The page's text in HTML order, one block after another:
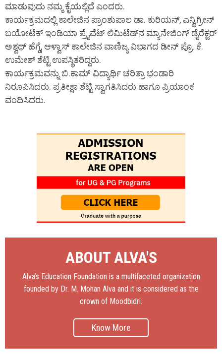
ಮಾಡುವುದು ನಮ್ಮ ಕೈಯಲ್ಲಿದೆ ಎಂದರು.
ಕಾರ್ಯಕ್ರಮದಲ್ಲಿ ಕಾಲೇಜಿನ ಪ್ರಾಂಶುಪಾಲ ಡಾ. ಕುರಿಯನ್, ಎನ್ವಿಗ್ರೀನ್
ಬಯೋಟೆಕ್ ಇಂಡಿಯಾ ಪ್ರೈವೆಟ್ ಲಿಮಿಟೆಡ್‍ನ ಮ್ಯಾನೇಜಿಂಗ್ ಡೈರೆಕ್ಟರ್
ಅಶ್ವಥ್ ಹೆಗ್ಡೆ, ಆಳ್ವಾಸ್ ಕಾಲೇಜಿನ ವಾಣಿಜ್ಯ ವಿಭಾಗದ ಡೀನ್ ಪ್ರೊ. ಕೆ.
ಉಮೇಶ್ ಶೆಟ್ಟಿ ಉಪಸ್ಥಿತರಿದ್ದರು.
ಕಾರ್ಯಕ್ರಮವನ್ನು ಬಿ.ಕಾಮ್ ವಿದ್ಯಾರ್ಥಿ ಚರಿತ್ರಾ ಭಂಡಾರಿ
ನಿರೂಪಿಸಿದರು. ಪ್ರತೀಕ್ಷಾ ಶೆಟ್ಟಿ ಸ್ವಾಗತಿಸಿದರು ಹಾಗೂ ಪ್ರಿಯಾಂಕ
ವಂದಿಸಿದರು.
ABOUT ALVA'S
Alva’s Education Foundation is a multifaceted organization
founded by Dr. M. Mohan Alva and it is considered as the
crown of Moodbidri.
Know More